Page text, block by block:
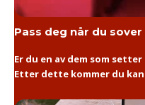
Pass deg når du sover
Er du en av dem som
Etter dette kommer du